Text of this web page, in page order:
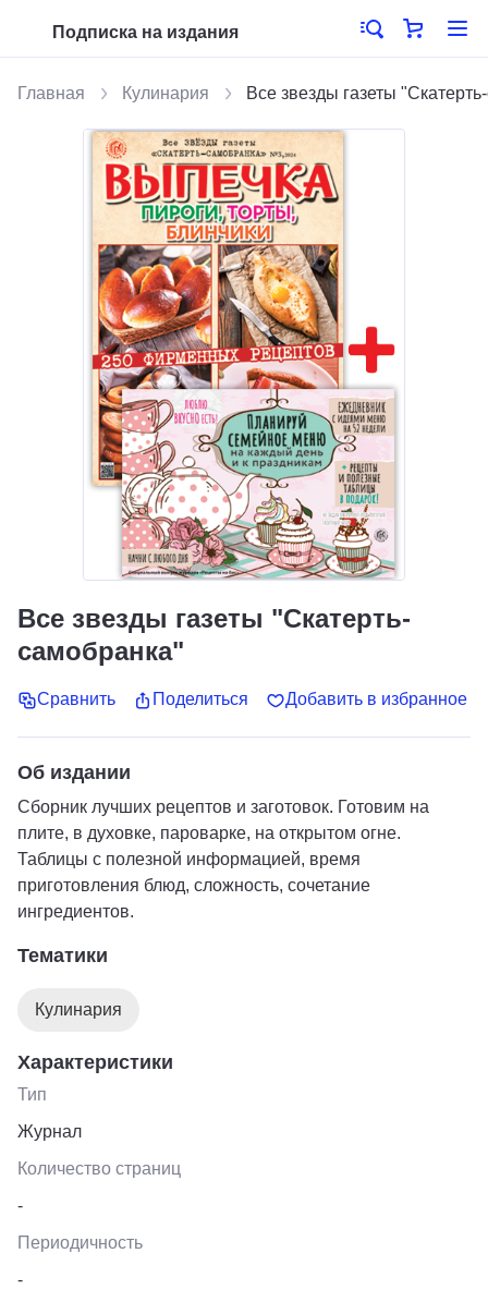
Подписка на издания
Главная Кулинария Все звезды газеты
Все звезды газеты "Скатерть-
самобранка"
Сравнить Поделиться Добавить в избранное
Об издании
Сборник лучших рецептов и заготовок. Готовим на
плите, в духовке, пароварке, на открытом огне.
Таблицы с полезной информацией, время
приготовления блюд, сложность, сочетание
ингредиентов.
Тематики
Кулинария
Характеристики
Тип
Журнал
Количество страниц
-
Периодичность
-